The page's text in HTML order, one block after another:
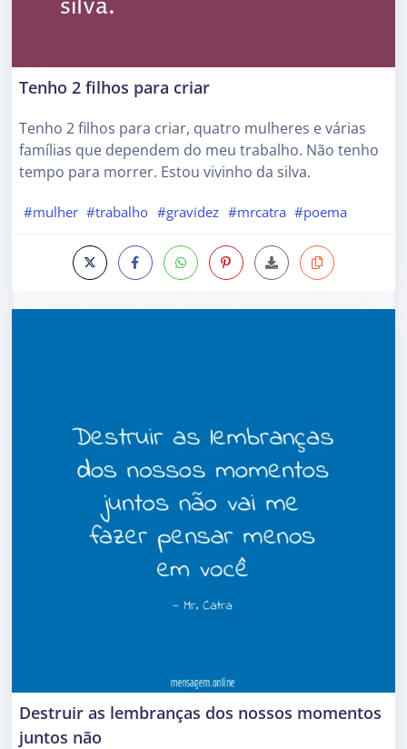
Tenho 2 filhos para criar
Tenho 2 filhos para criar, quatro mulheres e várias
famílias que dependem do meu trabalho. Não tenho
tempo para morrer. Estou vivinho da silva.
#mulher #trabalho #gravidez #mrcatra #poema
Destruir as lembranças dos nossos momentos
juntos não